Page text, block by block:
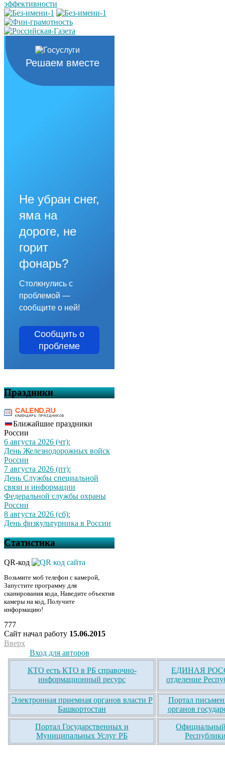
Решаем вместе
Не убран снег,
яма на
дороге, не
горит
фонарь?
Столкнулись с
проблемой —
сообщите о ней!
Сообщить о
проблеме
Праздники
Ближайшие праздники
России
6 августа 2026 (чт):
День Железнодорожных войск
России
7 августа 2026 (пт):
День Службы специальной
связи и информации
Федеральной службы охраны
России
8 августа 2026 (сб):
День физкультурника в России
Статистика
QR-код
Возьмите моб телефон с камерой,
Запустите программу для
сканирования кода, Наведите объектив
камеры на код, Получите
информацию!
777
Сайт начал работу 15.06.2015
Вверх
Вход для авторов
КТО есть КТО в РБ справочно-
информационный ресурс
ЕДИНАЯ
отделение
Электронная приемная органов власти Р
Башкортостан
Портал
органов
Портал Государственных и
Муниципальных Услуг РБ
Официальный